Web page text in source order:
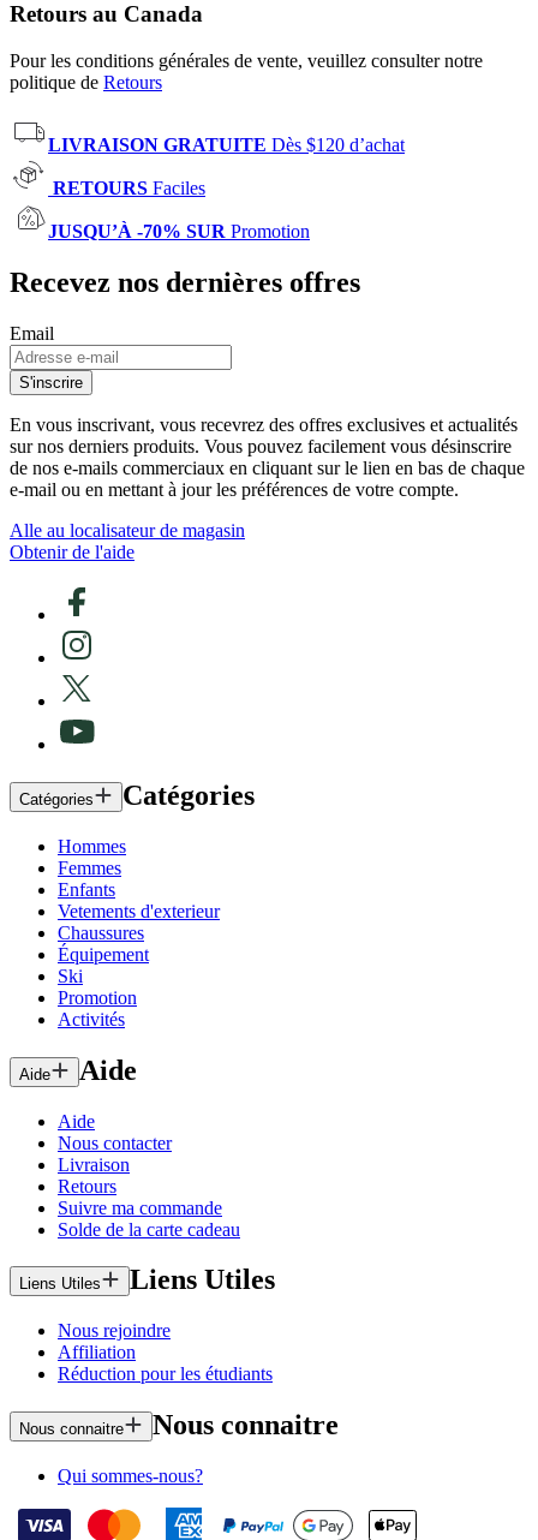
Retours au Canada
Pour les conditions générales de vente, veuillez consulter notre
politique de Retours
LIVRAISON GRATUITE Dès $120 d’achat
RETOURS Faciles
JUSQU’À -70% SUR Promotion
Recevez nos dernières offres
Email
S'inscrire
En vous inscrivant, vous recevrez des offres exclusives et actualités
sur nos derniers produits. Vous pouvez facilement vous désinscrire
de nos e-mails commerciaux en cliquant sur le lien en bas de chaque
e-mail ou en mettant à jour les préférences de votre compte.
Alle au localisateur de magasin
Obtenir de l'aide
Catégories Catégories
Hommes
Femmes
Enfants
Vetements d'exterieur
Chaussures
Équipement
Ski
Promotion
Activités
Aide Aide
Aide
Nous contacter
Livraison
Retours
Suivre ma commande
Solde de la carte cadeau
Liens Utiles Liens Utiles
Nous rejoindre
Affiliation
Réduction pour les étudiants
Nous connaitre Nous connaitre
Qui sommes-nous?